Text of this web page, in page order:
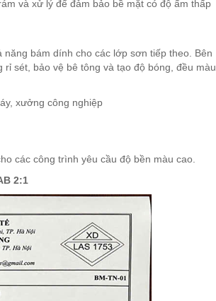
và xử lý để đảm bảo bề mặt có độ ẩm thấp
bám dính cho các lớp sơn tiếp theo. Bên
sét, bảo vệ bê tông và tạo độ bóng, đều màu
xưởng công nghiệp
các công trình yêu cầu độ bền màu cao.
2:1